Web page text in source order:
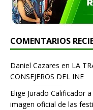
COMENTARIOS
Daniel Cazares en LA
CONSEJEROS DEL INE
Elige Jurado Calificador
imagen oficial de las